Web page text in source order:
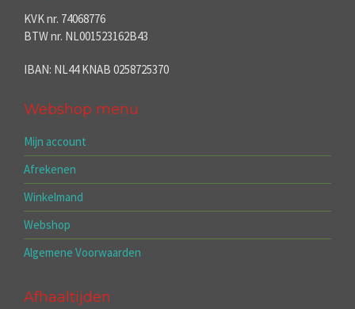
KVK nr. 74068776
BTW nr. NL001523162B43
IBAN: NL44 KNAB 0258725370
Webshop menu
Mijn account
Afrekenen
Winkelmand
Webshop
Algemene Voorwaarden
Afhaaltijden